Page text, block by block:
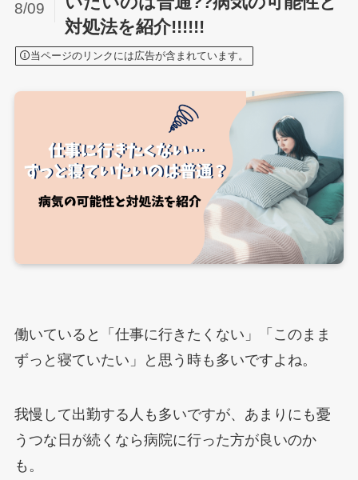
対処法を紹介!!!!!!
8/09
当ページのリンクには広告が含まれています。
働いていると「仕事に行きたくない」「このまま
ずっと寝ていたい」と思う時も多いですよね。
我慢して出勤する人も多いですが、あまりにも憂
うつな日が続くなら病院に行った方が良いのか
も。